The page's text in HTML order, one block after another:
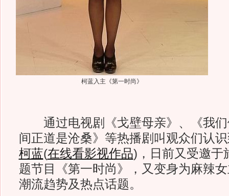
柯蓝入主《第一时尚》
通过电视剧《戈壁母亲》、《我们
间正道是沧桑》等热播剧叫观众们认
柯蓝(在线看影视作品) ，日前又受邀
题节目《第一时尚》，又变身为麻辣
潮流趋势及热点话题。